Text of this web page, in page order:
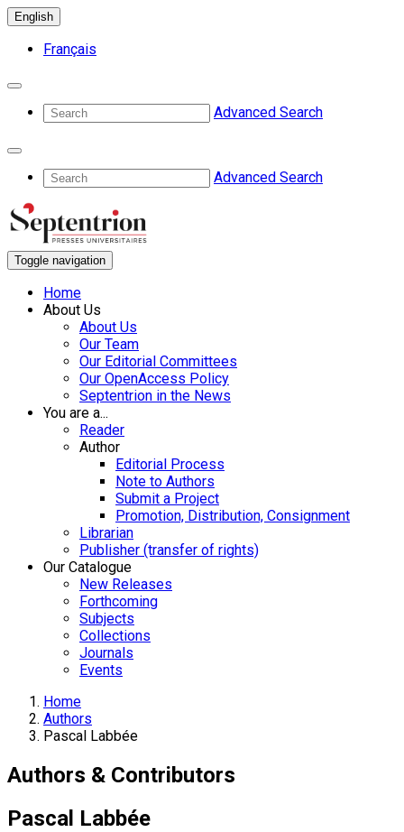
English
Français
Advanced Search
Advanced Search
Toggle navigation
Home
About Us
About Us
Our Team
Our Editorial Committees
Our OpenAccess Policy
Septentrion in the News
You are a...
Reader
Author
Editorial Process
Note to Authors
Submit a Project
Promotion, Distribution, Consignment
Librarian
Publisher (transfer of rights)
Our Catalogue
New Releases
Forthcoming
Subjects
Collections
Journals
Events
Home
Authors
Pascal Labbée
Authors & Contributors
Pascal Labbée